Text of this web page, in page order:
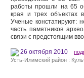
работы прошли на 65
края и трех объектах
Ученые констатируют:
часть памятников
связи с предстоящим
26 октября 2010
Усть-Илимский район :